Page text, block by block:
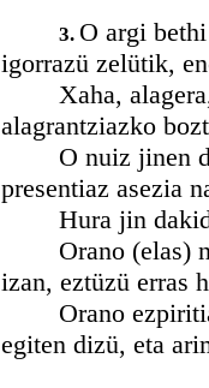
3. O argi
igorrazü zelütik,
Xaha, alagera,
alagrantziazko
O nuiz jinen da
presentiaz asezia
Hura jin
Orano (elas)
izan, eztüzü erras
Orano
egiten dizü, eta